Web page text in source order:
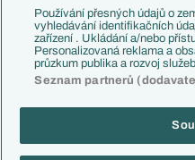
Juventus FC
Bayern Mnichov
FC Barcelona
Real Madrid
Copyright © 2001-2026 EuroFotbal.cz.
Používání přesných údajů o
vyhledávání identifikačních
zařízení . Ukládání a/nebo
Personalizovaná reklama a
průzkum publika a rozvoj
Seznam partnerů